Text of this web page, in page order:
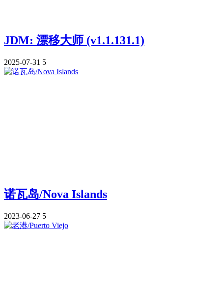
JDM: 漂移大师 (v1.1.131.1)
2025-07-31 5
诺瓦岛/Nova Islands
2023-06-27 5